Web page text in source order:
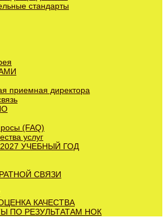
стандарты
приемная директора
(FAQ)
услуг
УЧЕБНЫЙ ГОД
СВЯЗИ
КАЧЕСТВА
ПО РЕЗУЛЬТАТАМ НОК